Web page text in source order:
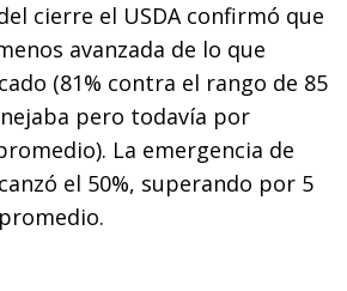
cierre el USDA confirmó que
avanzada de lo que
(81% contra el rango de 85
pero todavía por
La emergencia de
el 50%, superando por 5